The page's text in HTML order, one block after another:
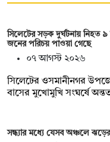
সিলেটের সড়ক দুর্ঘটনায় নিহত
জনের পরিচয় পাওয়া গেছে
০৭ আগস্ট ২০২৬
সিলেটের ওসমানীনগর
বাসের মুখোমুখি সংঘর্ষে
সন্ধ্যার মধ্যে যেসব অঞ্চলে